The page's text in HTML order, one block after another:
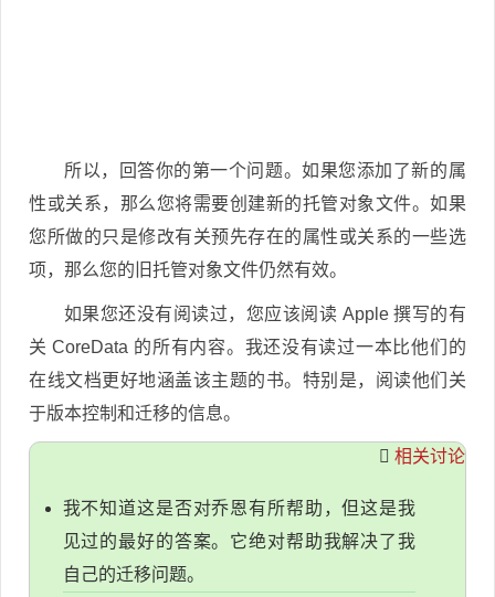
所以，回答你的第一个问题。如果您添加了新的属
性或关系，那么您将需要创建新的托管对象文件。如果
您所做的只是修改有关预先存在的属性或关系的一些选
项，那么您的旧托管对象文件仍然有效。
如果您还没有阅读过，您应该阅读 Apple 撰写的有
关 CoreData 的所有内容。我还没有读过一本比他们的
在线文档更好地涵盖该主题的书。特别是，阅读他们关
于版本控制和迁移的信息。
相关讨论
我不知道这是否对乔恩有所帮助，但这是我
见过的最好的答案。它绝对帮助我解决了我
自己的迁移问题。